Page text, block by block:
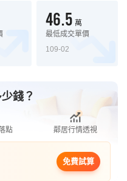
46.5 萬
最低成交單價
109-02
錢？
點 鄰居行情透視
免費試算